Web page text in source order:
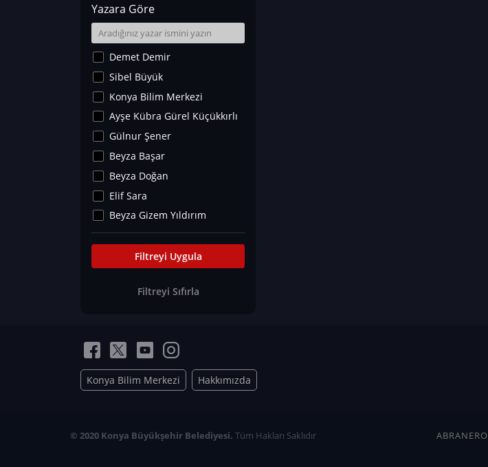
Fizik
Yer Bilimleri
Astronomi ve Uzay
Noroloji
Matematik
Teknoloji
İklim Değişikliği
Arkeoloji
Kültür&Sanat
Yaşam Tavsiyeleri
Merakoloji
Eğitim Bilimleri
Yazara Göre
Demet Demir
Sibel Büyük
Konya Bilim Merkezi
Ayşe Kübra Gürel Küçükkırlı
Gülnur Şener
Beyza Başar
Beyza Doğan
Elif Sara
Beyza Gizem Yıldırım
İlknur İyigökler
Büşra Elif Kıvrak
Can TORUN
Elif Sara
Ayşe Edanur Başer
Gözde Düriye Alkan
Ceren Eda Erol
Filtreyi Uygula
Filtreyi Sıfırla
Konya Bilim Merkezi Hakkımızda
© 2020 Konya Büyükşehir Belediyesi. Tüm Hakları Saklıdır ABRANERO